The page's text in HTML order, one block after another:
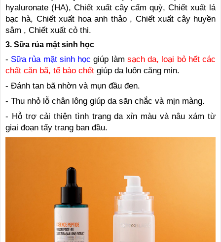
hyaluronate (HA), Chiết xuất cây cẩm quỳ, Chiết xuất lá
bạc hà, Chiết xuất hoa anh thảo , Chiết xuất cây huyền
sâm , Chiết xuất cỏ thi.
3. Sữa rủa mặt sinh học
- Sữa rủa mặt sinh học giúp làm sạch da, loại bỏ hết các
chất cặn bã, tế bào chết giúp da luôn căng mịn.
- Đánh tan bã nhờn và mụn đầu đen.
- Thu nhỏ lỗ chân lông giúp da săn chắc và mịn màng.
- Hỗ trợ cải thiện tình trạng da xỉn màu và nâu xám từ
giai đoạn tẩy trang ban đầu.